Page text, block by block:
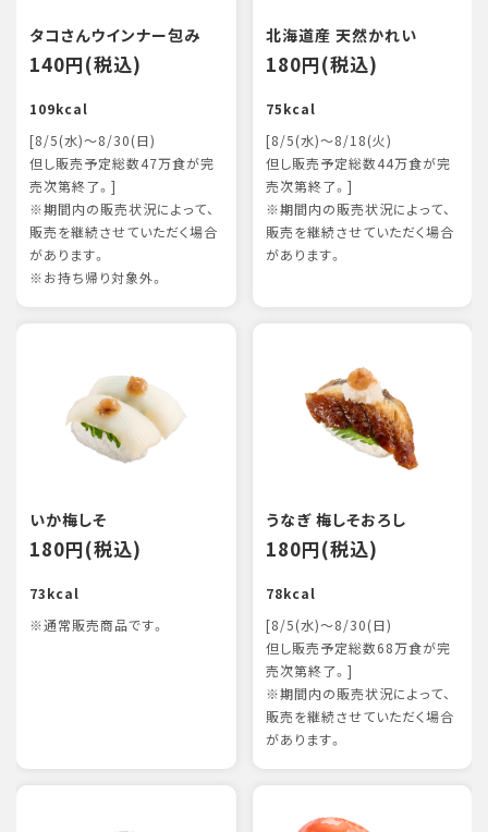
タコさんウインナー包み
140円(税込)
109kcal
[8/5(水)～8/30(日)
但し販売予定総数47万食が完
売次第終了。]
※期間内の販売状況によって、
販売を継続させていただく場合
があります。
※お持ち帰り対象外。
北海道産 天然かれい
180円(税込)
75kcal
[8/5(水)～8/18(火)
但し販売予定総数44万食が完
売次第終了。]
※期間内の販売状況によって、
販売を継続させていただく場合
があります。
いか梅しそ
180円(税込)
73kcal
※通常販売商品です。
うなぎ 梅しそおろし
180円(税込)
78kcal
[8/5(水)～8/30(日)
但し販売予定総数68万食が完
売次第終了。]
※期間内の販売状況によって、
販売を継続させていただく場合
があります。